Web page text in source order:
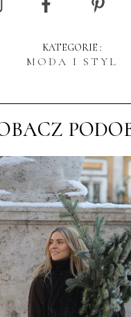
KATEGORIE :
MODA I STYL